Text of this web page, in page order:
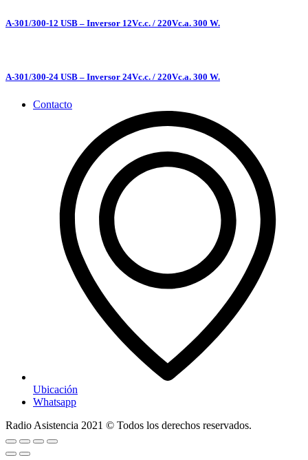
A-301/300-12 USB – Inversor 12Vc.c. / 220Vc.a. 300 W.
A-301/300-24 USB – Inversor 24Vc.c. / 220Vc.a. 300 W.
Contacto
Ubicación
Whatsapp
Radio Asistencia 2021 © Todos los derechos reservados.